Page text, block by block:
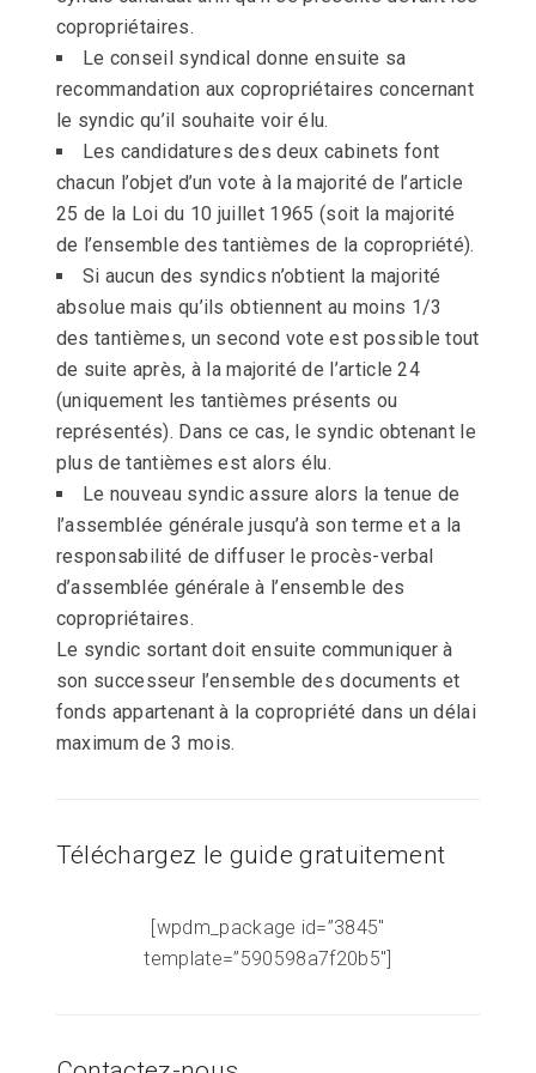
copropriétaires.
Le conseil syndical donne ensuite sa
recommandation aux copropriétaires concernant
le syndic qu’il souhaite voir élu.
Les candidatures des deux cabinets font
chacun l’objet d’un vote à la majorité de l’article
25 de la Loi du 10 juillet 1965 (soit la majorité
de l’ensemble des tantièmes de la copropriété).
Si aucun des syndics n’obtient la majorité
absolue mais qu’ils obtiennent au moins 1/3
des tantièmes, un second vote est possible tout
de suite après, à la majorité de l’article 24
(uniquement les tantièmes présents ou
représentés). Dans ce cas, le syndic obtenant le
plus de tantièmes est alors élu.
Le nouveau syndic assure alors la tenue de
l’assemblée générale jusqu’à son terme et a la
responsabilité de diffuser le procès-verbal
d’assemblée générale à l’ensemble des
copropriétaires.
Le syndic sortant doit ensuite communiquer à
son successeur l’ensemble des documents et
fonds appartenant à la copropriété dans un délai
maximum de 3 mois.
Téléchargez le guide gratuitement
[wpdm_package id=”3845″
template=”590598a7f20b5″]